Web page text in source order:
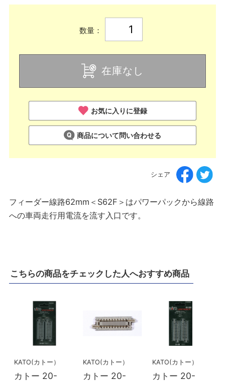
数量：
在庫なし
お気に入りに登録
商品について問い合わせる
シェア
フィーダー線路62mm＜S62F＞はパワーパックから線路
への車両走行用電流を流す入口です。
こちらの商品をチェックした人へおすすめ商品
KATO(カトー）
カトー 20-
KATO(カトー）
カトー 20-
KATO(カトー）
カトー 20-